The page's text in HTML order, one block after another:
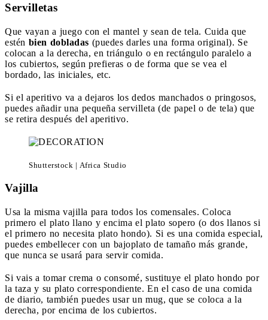
Servilletas
Que vayan a juego con el mantel y sean de tela. Cuida que
estén bien dobladas (puedes darles una forma original). Se
colocan a la derecha, en triángulo o en rectángulo paralelo a
los cubiertos, según prefieras o de forma que se vea el
bordado, las iniciales, etc.
Si el aperitivo va a dejaros los dedos manchados o pringosos,
puedes añadir una pequeña servilleta (de papel o de tela) que
se retira después del aperitivo.
Shutterstock | Africa Studio
Vajilla
Usa la misma vajilla para todos los comensales. Coloca
primero el plato llano y encima el plato sopero (o dos llanos si
el primero no necesita plato hondo). Si es una comida especial,
puedes embellecer con un bajoplato de tamaño más grande,
que nunca se usará para servir comida.
Si vais a tomar crema o consomé, sustituye el plato hondo por
la taza y su plato correspondiente. En el caso de una comida
de diario, también puedes usar un mug, que se coloca a la
derecha, por encima de los cubiertos.